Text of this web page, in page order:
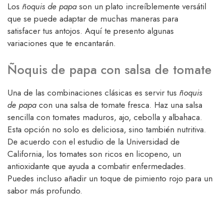
Los ñoquis de papa son un plato increíblemente versátil
que se puede adaptar de muchas maneras para
satisfacer tus antojos. Aquí te presento algunas
variaciones que te encantarán.
Ñoquis de papa con salsa de tomate
Una de las combinaciones clásicas es servir tus ñoquis
de papa con una salsa de tomate fresca. Haz una salsa
sencilla con tomates maduros, ajo, cebolla y albahaca.
Esta opción no solo es deliciosa, sino también nutritiva.
De acuerdo con el estudio de la Universidad de
California, los tomates son ricos en licopeno, un
antioxidante que ayuda a combatir enfermedades.
Puedes incluso añadir un toque de pimiento rojo para un
sabor más profundo.